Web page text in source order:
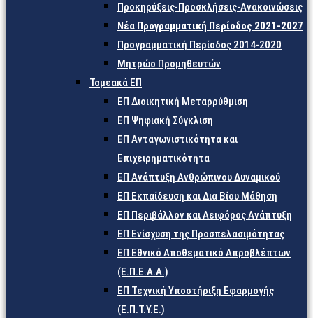
Προκηρύξεις-Προσκλήσεις-Ανακοινώσεις
Νέα Προγραμματική Περίοδος 2021-2027
Προγραμματική Περίοδος 2014-2020
Μητρώο Προμηθευτών
Τομεακά ΕΠ
ΕΠ Διοικητική Μεταρρύθμιση
ΕΠ Ψηφιακή Σύγκλιση
ΕΠ Ανταγωνιστικότητα και
Επιχειρηματικότητα
ΕΠ Ανάπτυξη Ανθρώπινου Δυναμικού
ΕΠ Εκπαίδευση και Δια Βίου Μάθηση
ΕΠ Περιβάλλον και Αειφόρος Ανάπτυξη
ΕΠ Ενίσχυση της Προσπελασιμότητας
ΕΠ Εθνικό Αποθεματικό Απροβλέπτων
(Ε.Π.Ε.Α.Α.)
ΕΠ Τεχνική Υποστήριξη Εφαρμογής
(Ε.Π.Τ.Υ.Ε.)